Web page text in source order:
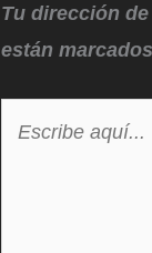
Tu dirección
están